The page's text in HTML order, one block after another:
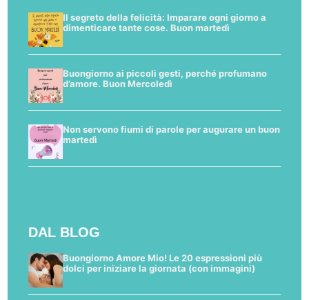
Il segreto della felicità: Imparare ogni giorno a
dimenticare tante cose. Buon martedì
Buongiorno ai piccoli gesti, perché profumano
d’amore. Buon Mercoledì
Non servono fiumi di parole per augurare un buon
martedì
DAL BLOG
Buongiorno Amore Mio! Le 20 espressioni più
dolci per iniziare la giornata (con immagini)